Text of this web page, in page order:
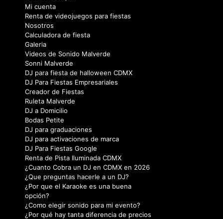
Mi cuenta
Renta de videojuegos para fiestas
Nosotros
Calculadora de fiesta
Galeria
Videos de Sonido Malverde
Sonni Malverde
DJ para fiesta de halloween CDMX
DJ Para Fiestas Empresariales
Creador de Fiestas
Ruleta Malverde
DJ a Domicilio
Bodas Petite
DJ para graduaciones
DJ para activaciones de marca
DJ Para Fiestas Google
Renta de Pista Iluminada CDMX
¿Cuanto Cobra un DJ en CDMX en 2026
¿Que preguntas hacerle a un DJ?
¿Por que el Karaoke es una buena
opción?
¿Como elegir sonido para mi evento?
¿Por qué hay tanta diferencia de precios